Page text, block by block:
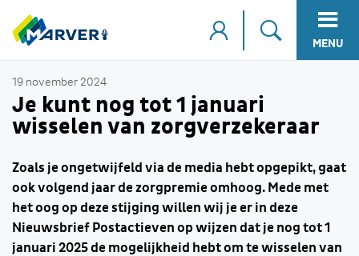
MENU
19 november 2024
Je kunt nog tot 1 januari
wisselen van zorgverzekeraar
Zoals je ongetwijfeld via de media hebt opgepikt, gaat
ook volgend jaar de zorgpremie omhoog. Mede met
het oog op deze stijging willen wij je er in deze
Nieuwsbrief Postactieven op wijzen dat je nog tot 1
januari 2025 de mogelijkheid hebt om te wisselen van